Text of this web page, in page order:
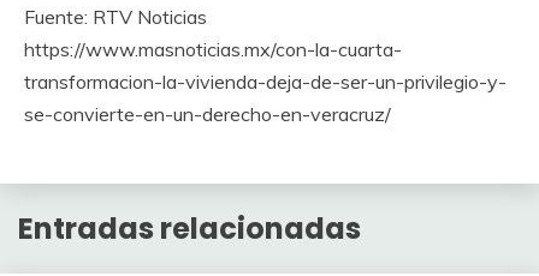
Fuente: RTV Noticias
https://www.masnoticias.mx/con-la-cuarta-
transformacion-la-vivienda-deja-de-ser-un-privilegio-y-
se-convierte-en-un-derecho-en-veracruz/
Entradas relacionadas